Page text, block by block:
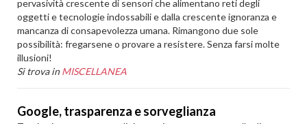
pervasività crescente di sensori che alimentano reti degli
oggetti e tecnologie indossabili e dalla crescente ignoranza e
mancanza di consapevolezza umana. Rimangono due sole
possibilità: fregarsene o provare a resistere. Senza farsi molte
illusioni!
Si trova in MISCELLANEA
Google, trasparenza e sorveglianza